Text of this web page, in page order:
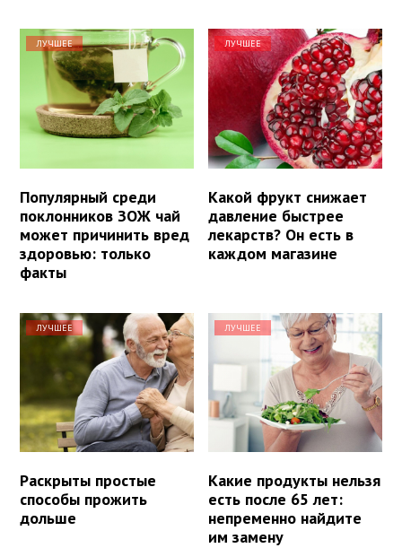
ЛУЧШЕЕ
Популярный среди
поклонников ЗОЖ чай
может причинить вред
здоровью: только
факты
ЛУЧШЕЕ
Какой фрукт снижает
давление быстрее
лекарств? Он есть в
каждом магазине
ЛУЧШЕЕ
Раскрыты простые
способы прожить
дольше
ЛУЧШЕЕ
Какие продукты нельзя
есть после 65 лет:
непременно найдите
им замену